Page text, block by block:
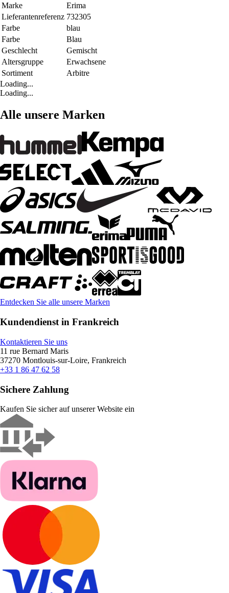
Marke
Erima
Lieferantenreferenz 732305
Farbe
blau
Farbe
Blau
Geschlecht
Gemischt
Altersgruppe
Erwachsene
Sortiment
Arbitre
Loading...
Loading...
Alle unsere Marken
Entdecken Sie alle unsere Marken
Kundendienst in Frankreich
Kontaktieren Sie uns
11 rue Bernard Maris
37270 Montlouis-sur-Loire, Frankreich
+33 1 86 47 62 58
Sichere Zahlung
Kaufen Sie sicher auf unserer Website ein